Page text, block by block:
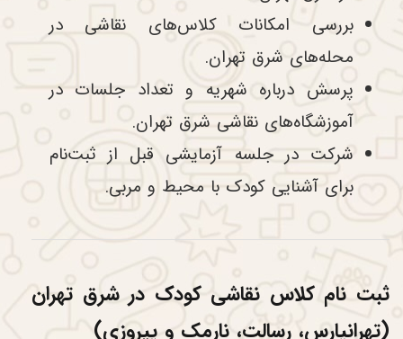
بررسی امکانات کلاس‌های نقاشی در
محله‌های شرق تهران.
پرسش درباره شهریه و تعداد جلسات در
آموزشگاه‌های نقاشی شرق تهران.
شرکت در جلسه آزمایشی قبل از ثبت‌نام
برای آشنایی کودک با محیط و مربی.
ثبت نام کلاس نقاشی کودک در شرق تهران
(تهرانپارس، رسالت، نارمک و پیروزی)